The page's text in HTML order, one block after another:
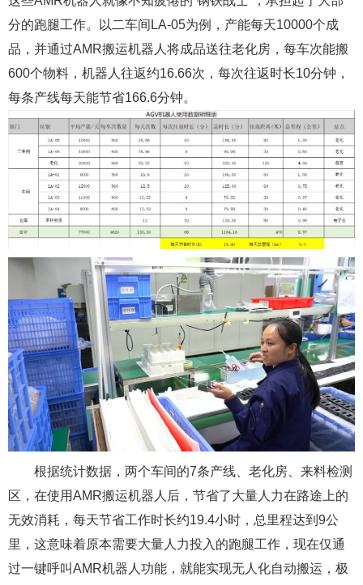
分的跑腿工作。以二车间LA-05为例，产能每天10000个成
品，并通过AMR搬运机器人将成品送往老化房，每车次能搬
600个物料，机器人往返约16.66次，每次往返时长10分钟，
每条产线每天能节省166.6分钟。
根据统计数据，两个车间的7条产线、老化房、来料检测
区，在使用AMR搬运机器人后，节省了大量人力在路途上的
无效消耗，每天节省工作时长约19.4小时，总里程达到9公
里，这意味着原本需要大量人力投入的跑腿工作，现在仅通
过一键呼叫AMR机器人功能，就能实现无人化自动搬运，极